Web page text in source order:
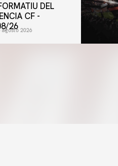
DEL
CF -
262026